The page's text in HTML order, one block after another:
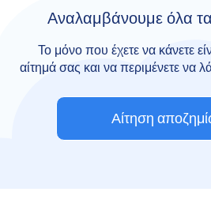
Αναλαμβάνουμε όλα
Το μόνο που έχετε να κάνετε
αίτημά σας και να περιμένετε να
Αίτηση